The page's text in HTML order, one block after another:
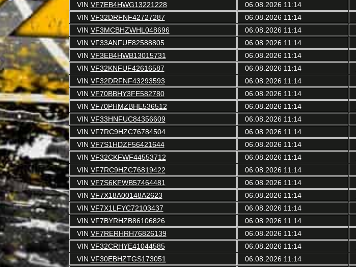
VIN VF7EB4HWG13221228 06.08.2026 11:14
VIN VF32DRFNF42727287 06.08.2026 11:14
VIN VF3MCBHZWHL048696 06.08.2026 11:14
VIN VF33ANFUE82588805 06.08.2026 11:14
VIN VF3EB4HWB13015731 06.08.2026 11:14
VIN VF32KNFUF42616587 06.08.2026 11:14
VIN VF32DRFNF43293593 06.08.2026 11:14
VIN VF70BBHY3FE582780 06.08.2026 11:14
VIN VF70PHMZBHE536512 06.08.2026 11:14
VIN VF33HNFUC84356609 06.08.2026 11:14
VIN VF7RC9HZC76784504 06.08.2026 11:14
VIN VF7S1HDZF56421644 06.08.2026 11:14
VIN VF32CKFWF44553712 06.08.2026 11:14
VIN VF7RC9HZC76819422 06.08.2026 11:14
VIN VF7S6KFWB57464481 06.08.2026 11:14
VIN VF7X18A00148A2623 06.08.2026 11:14
VIN VF7X1LFYC72103437 06.08.2026 11:14
VIN VF7BYRHZB86106826 06.08.2026 11:14
VIN VF7RERHRH76826139 06.08.2026 11:14
VIN VF32CRHYE41044585 06.08.2026 11:14
VIN VF30EBHZTGS173051 06.08.2026 11:14